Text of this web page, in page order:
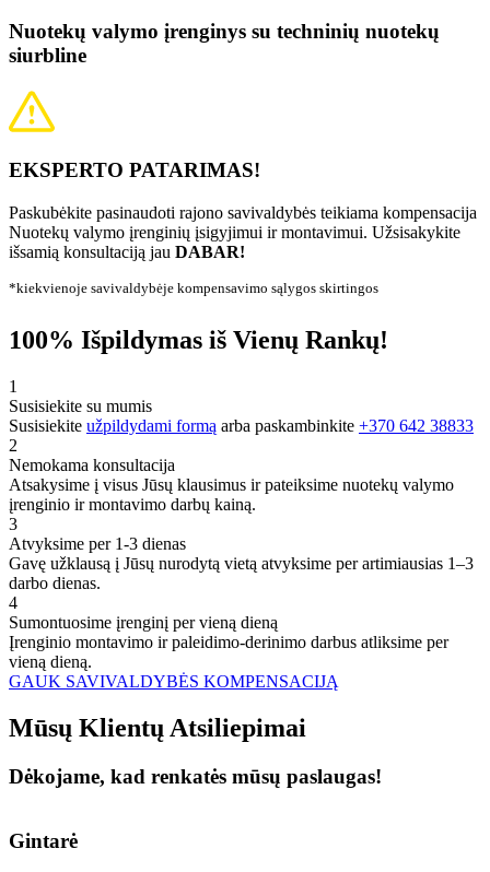
Nuotekų valymo įrenginys su techninių nuotekų
siurbline
EKSPERTO PATARIMAS!
Paskubėkite pasinaudoti rajono savivaldybės teikiama kompensacija
Nuotekų valymo įrenginių įsigyjimui ir montavimui. Užsisakykite
išsamią konsultaciją jau DABAR!
*kiekvienoje savivaldybėje kompensavimo sąlygos skirtingos
100% Išpildymas iš Vienų Rankų!
1
Susisiekite su mumis
Susisiekite užpildydami formą arba paskambinkite +370 642 38833
2
Nemokama konsultacija
Atsakysime į visus Jūsų klausimus ir pateiksime nuotekų valymo
įrenginio ir montavimo darbų kainą.
3
Atvyksime per 1-3 dienas
Gavę užklausą į Jūsų nurodytą vietą atvyksime per artimiausias 1–3
darbo dienas.
4
Sumontuosime įrenginį per vieną dieną
Įrenginio montavimo ir paleidimo-derinimo darbus atliksime per
vieną dieną.
GAUK SAVIVALDYBĖS KOMPENSACIJĄ
Mūsų Klientų Atsiliepimai
Dėkojame, kad renkatės mūsų paslaugas!
Gintarė